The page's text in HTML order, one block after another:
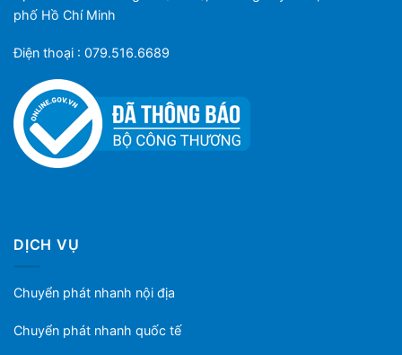
phố Hồ Chí Minh
Điện thoại : 079.516.6689
DỊCH VỤ
Chuyển phát nhanh nội địa
Chuyển phát nhanh quốc tế